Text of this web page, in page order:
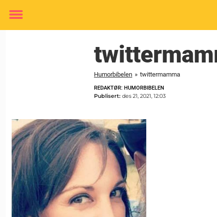
Toggle
Humorbibelen » twittermamma
REDAKTØR: HUMORBIBELEN
Publisert: des 21, 2021, 12:03